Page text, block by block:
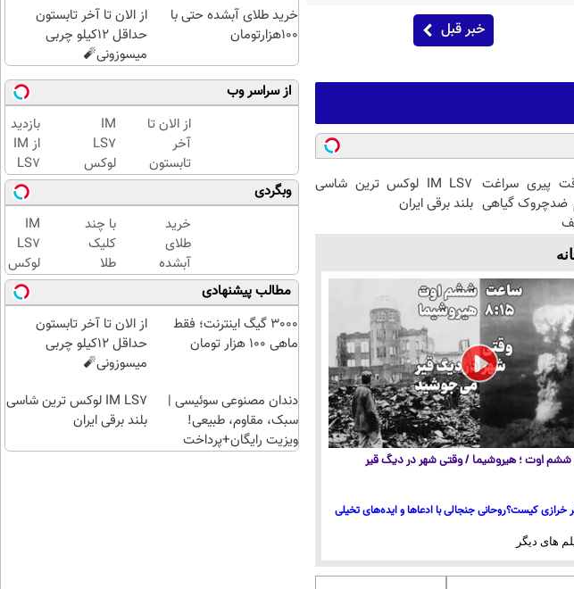
خبر قبل
پیری سراغت
ضدچروک گیاهی
IM LS7 لوکس ترین شاسی
بلند برقی ایران
ساعت ۸:۱۵ ششم اوت ؛ هیروشیما / وقتی شهر در دیگ قیر
خرازی کیست؟روحانی جنجالی با ادعاها و ایده‌های تخیلی
های دیگر
خرید طلای آبشده حتی با
۱۰۰هزارتومان
از الان تا آخر تابستون
حداقل 12کیلو چربی
میسوزونی🧨
از سراسر وب
از الان تا
آخر
تابستون
حداقل
12کیلو
چربی
میسوزونی
🧨
IM
LS7
لوکس
ترین
شاسی
بلند
برقی
ایران
بازدید
از IM
LS7
لوکس
ترین
شاسی
بلند
برقی
ایران
در
باشگاه
وبگردی
خرید
طلای
آبشده
حتی با
۱۰۰هزارتومان
با چند
کلیک
طلا
بخرید...
(ثبت‌نام
کن |
خرید
کن |
بگیر)
IM
LS7
لوکس
ترین
شاسی
بلند
مطالب پیشنهادی
3000 گیگ اینترنت؛ فقط
ماهی 100 هزار تومان
از الان تا آخر تابستون
حداقل 12کیلو چربی
میسوزونی🧨
دندان مصنوعی سوئیسی |
سبک، مقاوم، طبیعی!
ویزیت رایگان+پرداخت
IM LS7 لوکس ترین شاسی
بلند برقی ایران